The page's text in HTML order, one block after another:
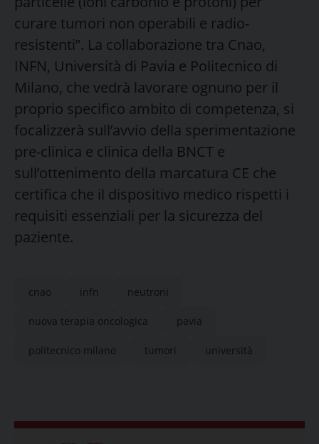
curare tumori non operabili e radio-
resistenti”. La collaborazione tra Cnao,
INFN, Università di Pavia e Politecnico di
Milano, che vedrà lavorare ognuno per il
proprio specifico ambito di competenza, si
focalizzerà sull’avvio della sperimentazione
pre-clinica e clinica della BNCT e
sull’ottenimento della marcatura CE che
certifica che il dispositivo medico rispetti i
requisiti essenziali per la sicurezza del
paziente.
cnao infn neutroni
nuova terapia oncologica pavia
politecnico milano tumori università